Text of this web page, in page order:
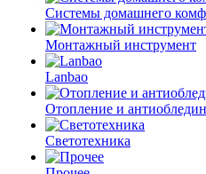
Системы домашнего
Монтажный инструмент
Lanbao
Отопление и
Светотехника